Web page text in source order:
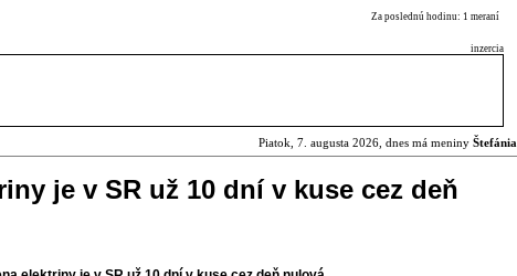
Za poslednú hodinu: 1 meraní
inzercia
Piatok, 7. augusta 2026, dnes má meniny Štefánia
je v SR už 10 dní v kuse cez deň